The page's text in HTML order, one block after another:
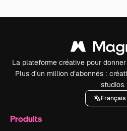
La plateforme créative pour
Plus d’un million d’abonnés :
studios.
Français
Produits